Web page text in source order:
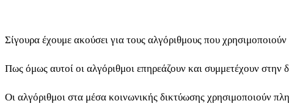
Σίγουρα έχουμε ακούσει για τους αλγόριθμους που
Πως όμως αυτοί οι αλγόριθμοι επηρεάζουν και συμμετέχουν στην
Οι αλγόριθμοι στα μέσα κοινωνικής δικτύωσης χρησιμοποιούν